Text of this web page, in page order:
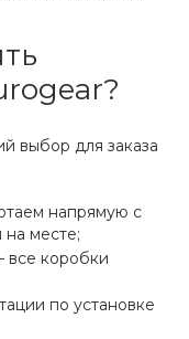
выбор для заказа
напрямую с
месте;
все коробки
по установке